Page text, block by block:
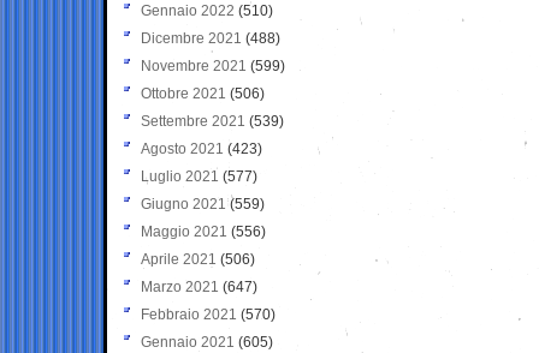
Gennaio 2022 (510)
Dicembre 2021 (488)
Novembre 2021 (599)
Ottobre 2021 (506)
Settembre 2021 (539)
Agosto 2021 (423)
Luglio 2021 (577)
Giugno 2021(559)
Maggio 2021 (556)
Aprile 2021 (506)
Marzo 2021 (647)
Febbraio 2021 (570)
Gennaio 2021 (605)